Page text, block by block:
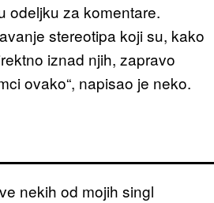
odeljku za komentare.
stereotipa koji su, kako
iznad njih, zapravo
ovako“, napisao je neko.
nekih od mojih singl